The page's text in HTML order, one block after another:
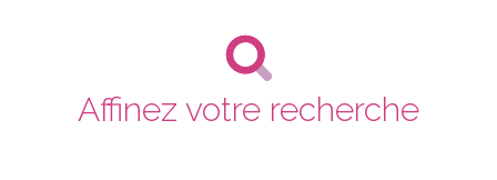
Affinez votre recherche